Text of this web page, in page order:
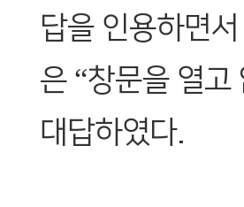
답을 인용하면
은 “창문을 열고
대답하였다.